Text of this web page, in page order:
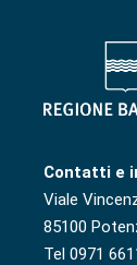
Contatti e
Viale
85100
Tel 0971